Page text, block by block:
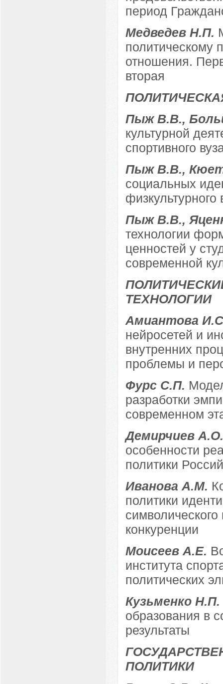
период
Медведев Н.П.
политическому
отношения.
вторая
Пыж В.В.,
культурной
спортивного
Пыж В.В.,
социальных
физкультурного
Пыж В.В.,
технологии
ценностей у
современной
ТЕХНОЛОГИИ
Амиантова
нейросетей и
внутренних
проблемы и
Фурс С.П.
разработки
современном
Демирчиев
особенности
политики
Иванова А.М.
политики
конкуренции
Моисеев А.Е.
института
политических
Кузьменко Н.П.
образования в
результаты
ПОЛИТИКИ